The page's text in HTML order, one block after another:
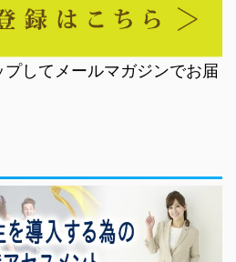
してメールマガジンでお届